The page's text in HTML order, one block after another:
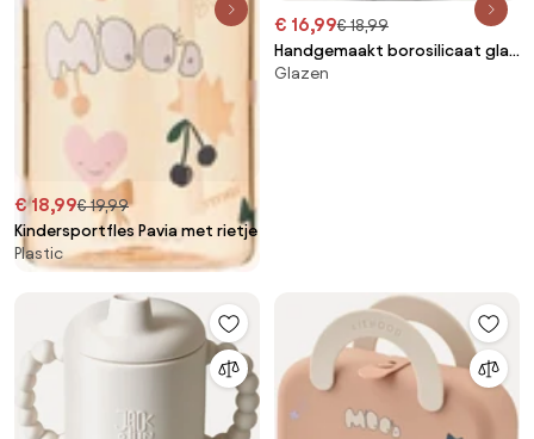
€ 18,99€ 19,99
Kindersportfles Pavia met rietje
Plastic
€ 16,99€ 18,99
Handgemaakt borosilicaat glas
Tabby Cat
Glazen